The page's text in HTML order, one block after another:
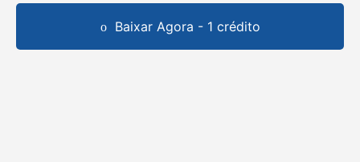
Baixar Agora - 1 crédito